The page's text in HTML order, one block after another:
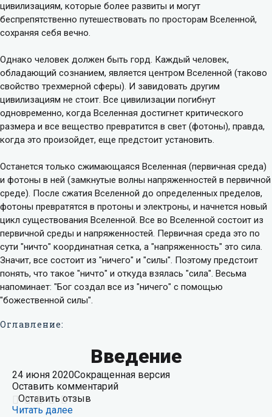
цивилизациям, которые более развиты и могут
беспрепятственно путешествовать по просторам Вселенной,
сохраняя себя вечно.
Однако человек должен быть горд. Каждый человек,
обладающий сознанием, является центром Вселенной (таково
свойство трехмерной сферы). И завидовать другим
цивилизациям не стоит. Все цивилизации погибнут
одновременно, когда Вселенная достигнет критического
размера и все вещество превратится в свет (фотоны), правда,
когда это произойдет, еще предстоит установить.
Останется только сжимающаяся Вселенная (первичная среда)
и фотоны в ней (замкнутые волны напряженностей в первичной
среде). После сжатия Вселенной до определенных пределов,
фотоны превратятся в протоны и электроны, и начнется новый
цикл существования Вселенной. Все во Вселенной состоит из
первичной среды и напряженностей. Первичная среда это по
сути "ничто" координатная сетка, а "напряженность" это сила.
Значит, все состоит из "ничего" и "силы". Поэтому предстоит
понять, что такое "ничто" и откуда взялась "сила". Весьма
напоминает: "Бог создал все из "ничего" с помощью
"божественной силы".
Оглавление:
Введение
24 июня 2020Сокращенная версия
Оставить комментарий
Оставить отзыв
Читать далее